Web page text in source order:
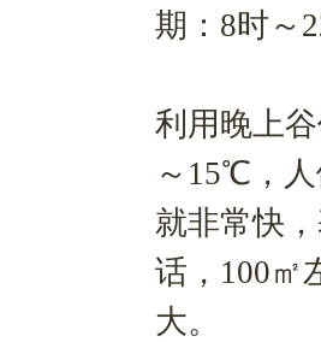
期：8时～
利用晚上
～15℃，
就非常快
话，100㎡
大。